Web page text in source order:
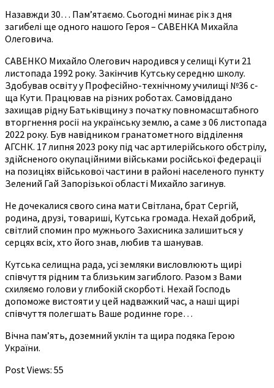
Назавжди 30… Пам’ятаємо. Сьогодні минає рік з дня
загибелі ще одного нашого Героя – САВЕНКА Михайла
Олеговича.
САВЕНКО Михайло Олегович народився у селищі Кути 21
листопада 1992 року. Закінчив Кутську середню школу.
Здобував освіту у Професійно-технічному училищі №36 с-
ща Кути. Працював на різних роботах. Самовіддано
захищав рідну Батьківщину з початку повномасштабного
вторгнення росії на українську землю, а саме з 06 листопада
2022 року. Був навідником гранатометного відділення
АГСНК. 17 липня 2023 року під час артилерійського обстрілу,
здійсненого окупаційними військами російської федерації
на позиціях військової частини в районі населеного пункту
Зелений Гай Запорізької області Михайло загинув.
Не дочекалися свого сина мати Світлана, брат Сергій,
родина, друзі, товариші, Кутська громада. Нехай добрий,
світлий спомин про мужнього Захисника залишиться у
серцях всіх, хто його знав, любив та шанував.
Кутська селищна рада, усі земляки висловлюють щирі
співчуття рідним та близьким загиблого. Разом з Вами
схиляємо голови у глибокій скорботі. Нехай Господь
допоможе вистояти у цей надважкий чаc, а наші щирі
співчуття полегшать Ваше родинне горе…
Вічна пам’ять, доземний уклін та щира подяка Герою
України.
Post Views: 55